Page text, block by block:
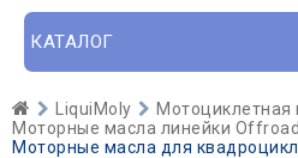
КАТАЛОГ
LiquiMoly
Мотоциклетная
Моторные масла линейки Offroad
Моторные масла для